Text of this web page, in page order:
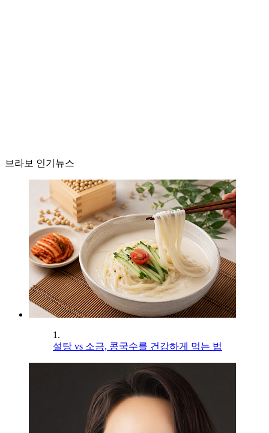
브라보 인기뉴스
1.
설탕 vs 소금, 콩국수를 건강하게 먹는 법